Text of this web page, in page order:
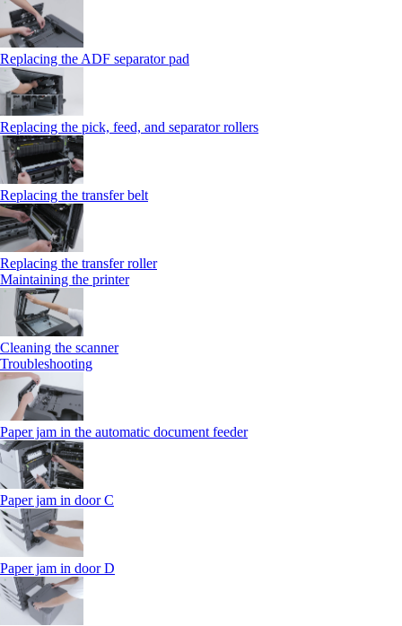
Replacing the ADF separator pad
Replacing the pick, feed, and separator rollers
Replacing the transfer belt
Replacing the transfer roller
Maintaining the printer
Cleaning the scanner
Troubleshooting
Paper jam in the automatic document feeder
Paper jam in door C
Paper jam in door D